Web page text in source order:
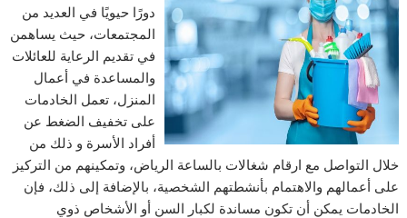
دورًا حيويًا في العديد من
المجتمعات، حيث يساهمن
في تقديم الرعاية للعائلات
والمساعدة في أعمال
المنزل، تعمل الخادمات
على تخفيف الضغط عن
أفراد الأسرة و ذلك من
خلال التواصل مع ارقام شغالات بالساعة الرياض، وتمكينهم من التركيز
على أعمالهم والاهتمام بأنشطتهم الشخصية، بالإضافة إلى ذلك، فإن
الخادمات يمكن أن تكون مساندة لكبار السن أو الأشخاص ذوي